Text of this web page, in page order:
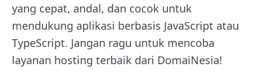
yang cepat, andal, dan cocok untuk
mendukung aplikasi berbasis JavaScript atau
TypeScript. Jangan ragu untuk mencoba
layanan hosting terbaik dari DomaiNesia!